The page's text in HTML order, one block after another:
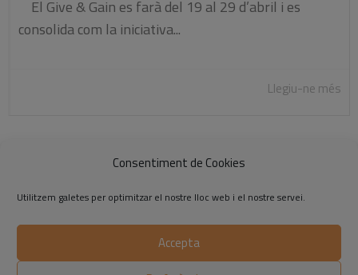
Consentiment de Cookies
Utilitzem galetes per optimitzar el nostre lloc web i el nostre servei.
Accepta
El Give & Gain es farà del 19 al 29 d’abril i es
consolida com la iniciativa...
Llegiu-ne més
1 2 3 4 »